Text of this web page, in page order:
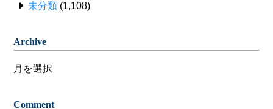
未分類 (1,108)
Archive
Archive
Comment